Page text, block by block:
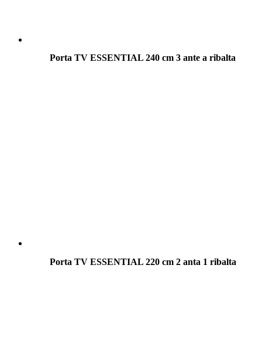
Porta TV ESSENTIAL 240 cm 3 ante a ribalta
Porta TV ESSENTIAL 220 cm 2 anta 1 ribalta